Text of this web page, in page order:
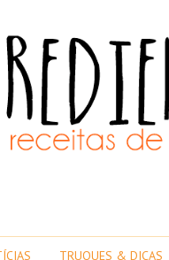
TRUQUES & DICAS